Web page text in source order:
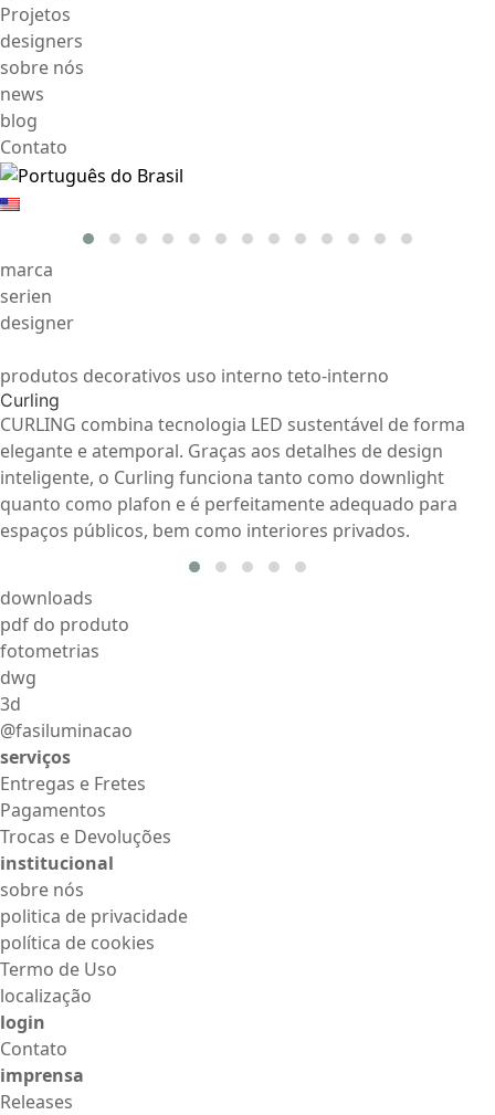
Projetos
designers
sobre nós
news
blog
Contato
marca
serien
designer
produtos decorativos uso interno teto-interno
Curling
CURLING combina tecnologia LED sustentável de forma
elegante e atemporal. Graças aos detalhes de design
inteligente, o Curling funciona tanto como downlight
quanto como plafon e é perfeitamente adequado para
espaços públicos, bem como interiores privados.
downloads
pdf do produto
fotometrias
dwg
3d
@fasiluminacao
serviços
Entregas e Fretes
Pagamentos
Trocas e Devoluções
institucional
sobre nós
politica de privacidade
política de cookies
Termo de Uso
localização
login
Contato
imprensa
Releases